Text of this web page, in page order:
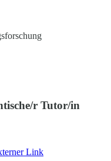
r Tutor/in
Link